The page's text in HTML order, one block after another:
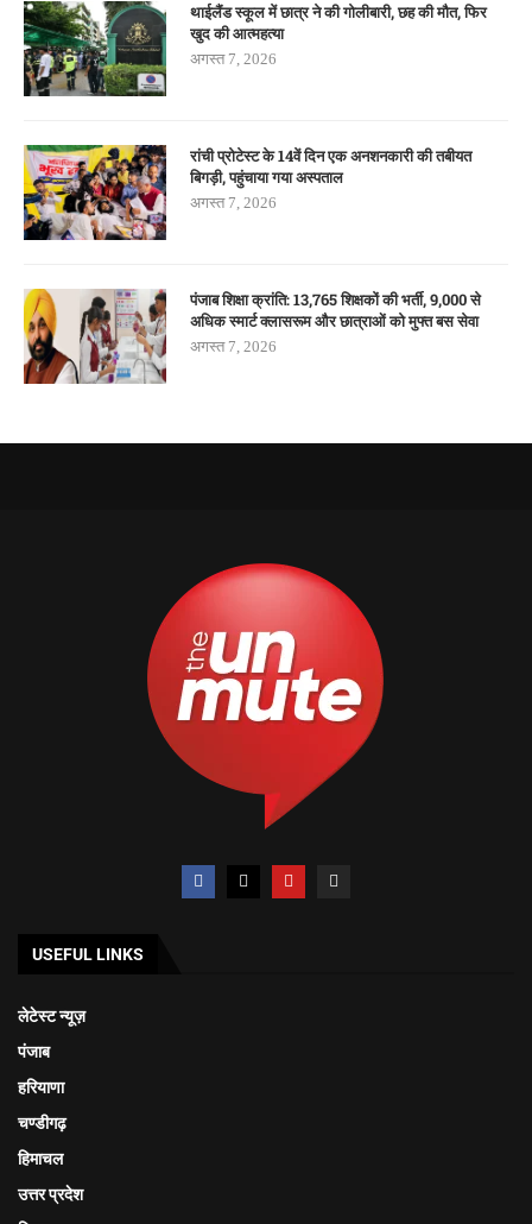
थाईलैंड स्कूल में छात्र ने की गोलीबारी, छह की मौत, फिर
खुद की आत्महत्या
अगस्त 7, 2026
रांची प्रोटेस्ट के 14वें दिन एक अनशनकारी की तबीयत
बिगड़ी, पहुंचाया गया अस्पताल
अगस्त 7, 2026
पंजाब शिक्षा क्रांति: 13,765 शिक्षकों की भर्ती, 9,000 से
अधिक स्मार्ट क्लासरूम और छात्राओं को मुफ्त बस सेवा
अगस्त 7, 2026
USEFUL LINKS
लेटेस्ट न्यूज़
पंजाब
हरियाणा
चण्डीगढ़
हिमाचल
उत्तर प्रदेश